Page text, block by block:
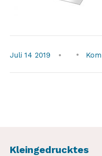
Juli 14 2019
Kleingedrucktes